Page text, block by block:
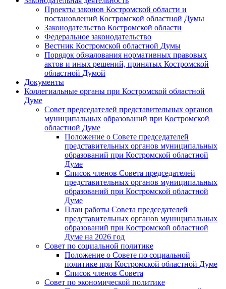
Проекты законов Костромской области и
постановлений Костромской областной Думы
Законодательство Костромской области
Федеральное законодательство
Вестник Костромской областной Думы
Порядок обжалования нормативных правовых
актов и иных решений, принятых Костромской
областной Думой
Документы
Коллегиальные органы при Костромской областной
Думе
Совет председателей представительных органов
муниципальных образований при Костромской
областной Думе
Положение о Совете председателей
представительных органов муниципальных
образований при Костромской областной
Думе
Список членов Совета председателей
представительных органов муниципальных
образований при Костромской областной
Думе
План работы Совета председателей
представительных органов муниципальных
образований при Костромской областной
Думе на 2026 год
Совет по социальной политике
Положение о Совете по социальной
политике при Костромской областной Думе
Список членов Совета
Совет по экономической политике